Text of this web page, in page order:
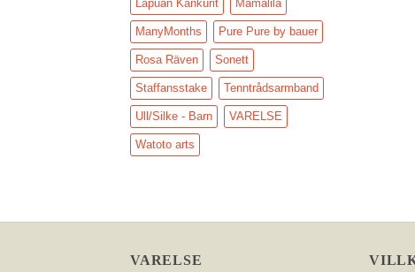
Lapuan Kankurit Mamalila
ManyMonths Pure Pure by bauer
Rosa Räven Sonett
Staffansstake Tenntrådsarmband
Ull/Silke - Barn VARELSE
Watoto arts
VARELSE